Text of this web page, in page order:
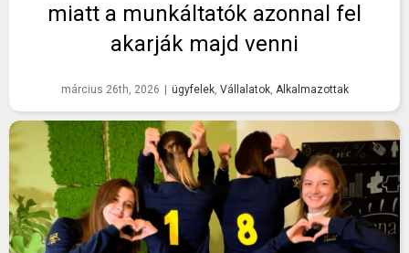
miatt a munkáltatók azonnal fel
akarják majd venni
március 26th, 2026 ügyfelek, Vállalatok, Alkalmazottak